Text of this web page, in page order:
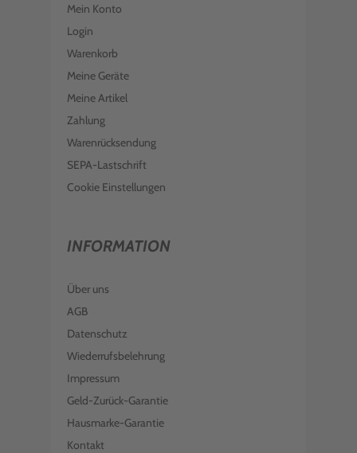
Mein Konto
Login
Warenkorb
Meine Geräte
Meine Artikel
Zahlung
Warenrücksendung
SEPA-Lastschrift
Cookie Einstellungen
INFORMATION
Über uns
AGB
Datenschutz
Wiederrufsbelehrung
Impressum
Geld-Zurück-Garantie
Hausmarke-Garantie
Kontakt